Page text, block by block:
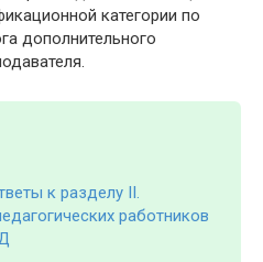
категории по
дополнительного
к разделу II.
работников